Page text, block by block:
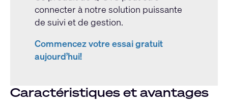
connecter à notre solution puissante
de suivi et de gestion.
Commencez votre essai gratuit
aujourd’hui!
Caractéristiques et avantages